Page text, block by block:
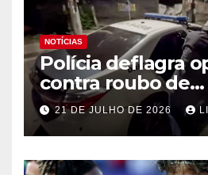
NOTÍCIAS
Polícia deflagra
contra roubo de
medicamentos
21 DE JULHO DE 2026